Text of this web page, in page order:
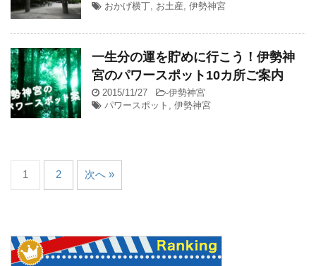
おかげ横丁, お土産, 伊勢神宮
一生分の運を貯めに行こう！伊勢神
宮のパワースポット10カ所ご案内
2015/11/27 -伊勢神宮
パワースポット , 伊勢神宮
1 2 次へ »